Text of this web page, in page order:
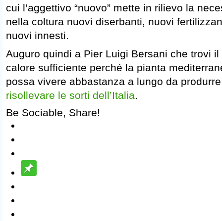
cui l’aggettivo “nuovo” mette in rilievo la
nella coltura nuovi diserbanti, nuovi
nuovi innesti.
Auguro quindi a Pier Luigi Bersani che trovi
calore sufficiente perché la pianta
possa vivere abbastanza a lungo da
risollevare le sorti dell’Italia.
Be Sociable, Share!